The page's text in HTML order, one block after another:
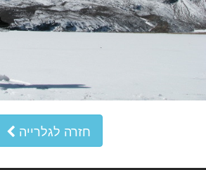
חזרה לגלרייה